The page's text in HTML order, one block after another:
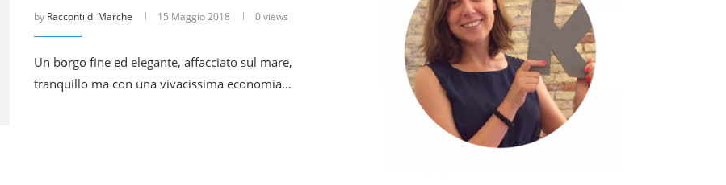
by Racconti di Marche 15 Maggio 2018 0 views
Un borgo fine ed elegante, affacciato sul mare,
tranquillo ma con una vivacissima economia…